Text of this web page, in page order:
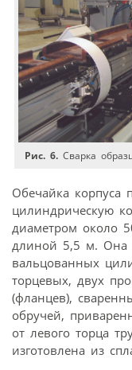
Рис. 6. Сварка
Обечайка корпуса
цилиндрическую
диаметром около
длиной 5,5 м. Она
вальцованных
торцевых, двух
(фланцев),
обручей,
от левого торца
изготовлена из